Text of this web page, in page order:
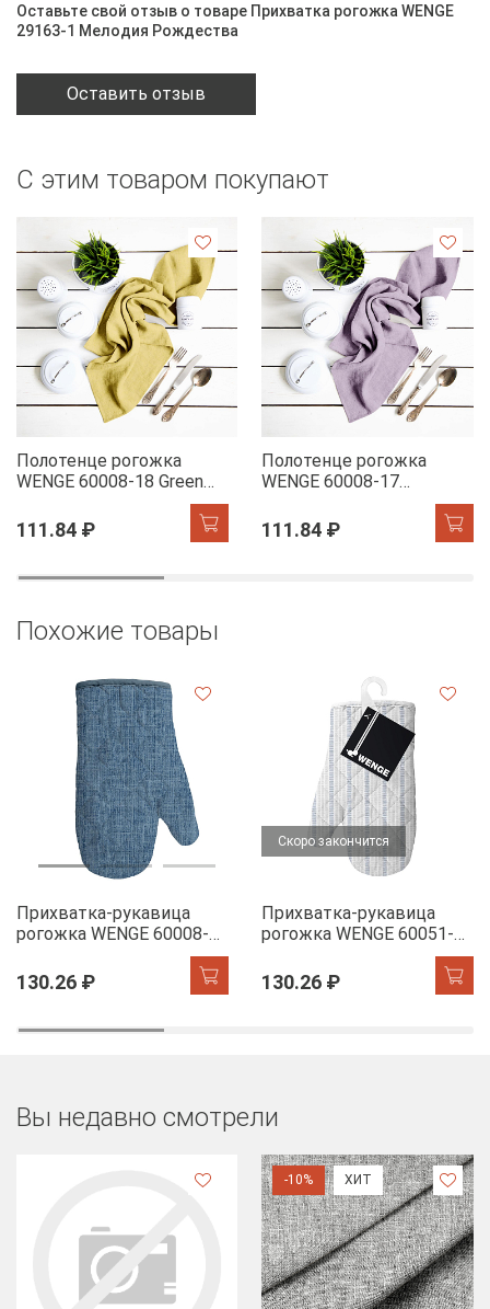
Оставьте свой отзыв о товаре Прихватка рогожка WENGE
29163-1 Мелодия Рождества
Оставить отзыв
С этим товаром покупают
Полотенце рогожка
WENGE 60008-18 Green
111.84 ₽
Полотенце рогожка
WENGE 60008-17
111.84 ₽
Похожие товары
Прихватка-рукавица
рогожка WENGE 60008-11
130.26 ₽
Скоро закончится
Прихватка-рукавица
рогожка WENGE 60051-1
130.26 ₽
Вы недавно смотрели
-10% ХИТ